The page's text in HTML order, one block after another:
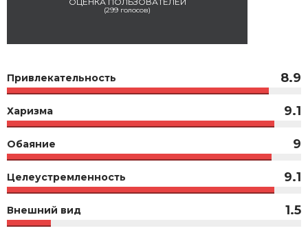
(299 голосов)
Привлекательность 8.9
Харизма 9.1
Обаяние 9
Целеустремленность 9.1
Внешний вид 1.5